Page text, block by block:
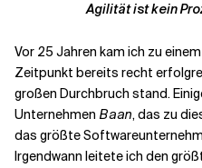
Agilität ist kein
Vor 25 Jahren kam ich zu
Zeitpunkt bereits recht
großen Durchbruch stand.
Unternehmen Baan, das zu
das größte
Irgendwann leitete ich den